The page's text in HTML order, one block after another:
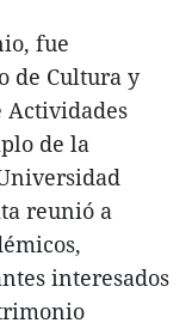
fue
de Cultura y
Actividades
de la
reunió a
interesados